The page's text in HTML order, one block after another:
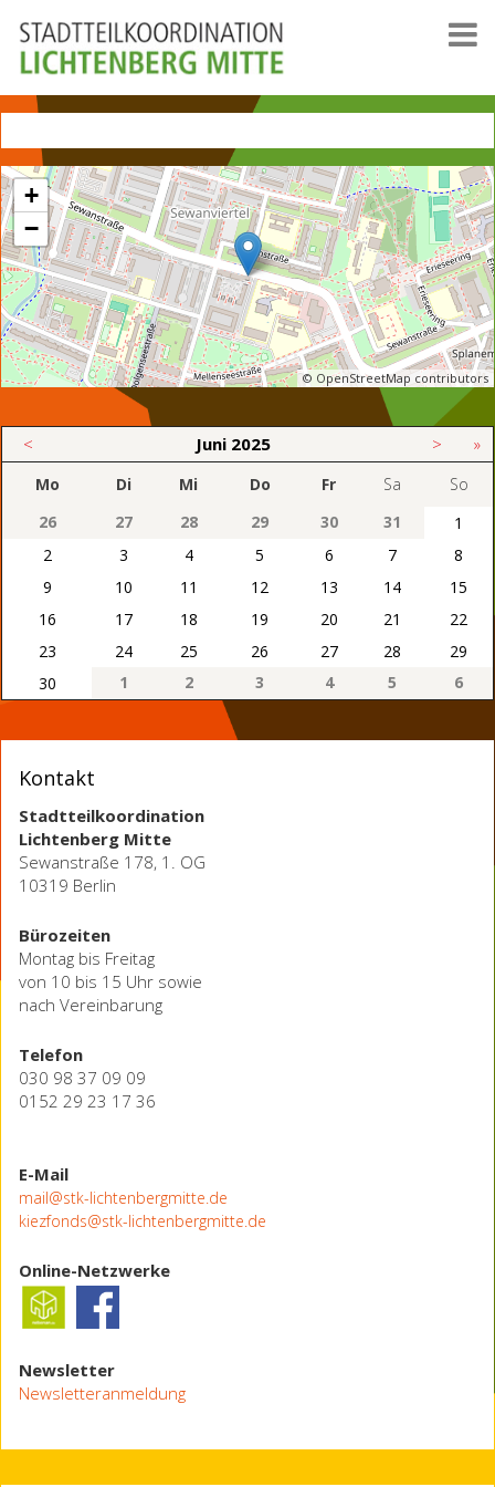
+
−
© OpenStreetMap contributors
< Juni 2025 > »
Mo Di Mi Do Fr Sa
So
26
27 28 29 30 31
1
2
3 4 5 6 7
8
9
10 11 12 13 14
15
16
17 18 19 20 21
22
23
24 25 26 27 28
29
30
1 2 3 4 5 6
Kontakt
Stadtteilkoordination
Lichtenberg Mitte
Sewanstraße 178, 1. OG
10319 Berlin
Bürozeiten
Montag bis Freitag
von 10 bis 15 Uhr sowie
nach Vereinbarung
Telefon
030 98 37 09 09
0152 29 23 17 36
E-Mail
mail@stk-lichtenbergmitte.de
kiezfonds@stk-lichtenbergmitte.de
Online-Netzwerke
Newsletter
Newsletteranmeldung